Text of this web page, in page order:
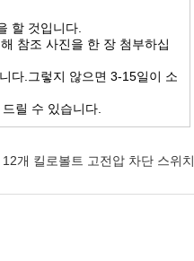
할 것입니다.
참조 사진을 한 장 첨부하십
다.그렇지 않으면 3-15일이 소
릴 수 있습니다.
12개 킬로볼트 고전압 차단 스위치